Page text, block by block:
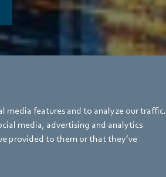
media features and to analyze our traffic.
media, advertising and analytics
provided to them or that they’ve